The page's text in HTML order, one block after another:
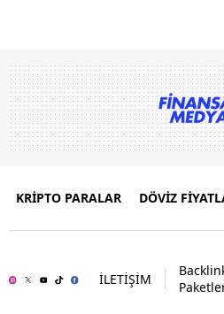
KRİPTO PARALAR DÖVİZ
İLETİŞİM